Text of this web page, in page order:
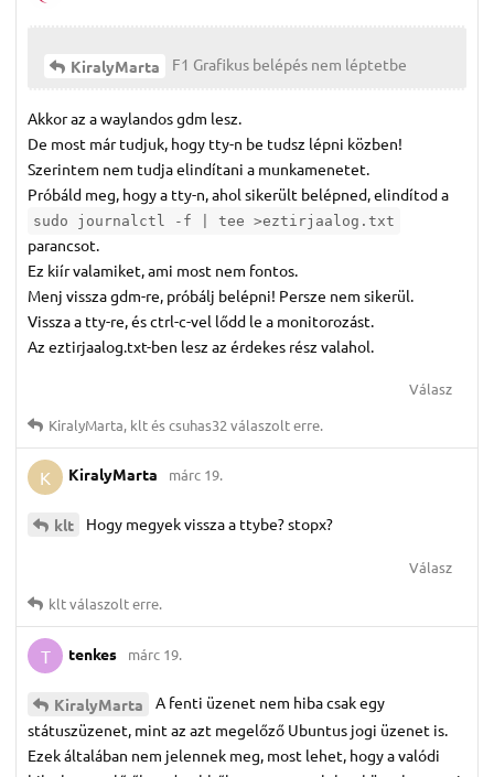
KiralyMarta F1 Grafikus belépés nem léptetbe
Akkor az a waylandos gdm lesz.
De most már tudjuk, hogy tty-n be tudsz lépni közben!
Szerintem nem tudja elindítani a munkamenetet.
Próbáld meg, hogy a tty-n, ahol sikerült belépned, elindítod a
sudo journalctl -f | tee >eztirjaalog.txt
parancsot.
Ez kiír valamiket, ami most nem fontos.
Menj vissza gdm-re, próbálj belépni! Persze nem sikerül.
Vissza a tty-re, és ctrl-c-vel lődd le a monitorozást.
Az eztirjaalog.txt-ben lesz az érdekes rész valahol.
Válasz
KiralyMarta, kltéscsuhas32 válaszolt erre.
K KiralyMarta márc 19.
klt Hogy megyek vissza a ttybe? stopx?
Válasz
kltválaszolt erre.
T tenkes márc 19.
KiralyMarta
A fenti üzenet nem hiba csak egy
státuszüzenet, mint az azt megelőző Ubuntus jogi üzenet is.
Ezek általában nem jelennek meg, most lehet, hogy a valódi